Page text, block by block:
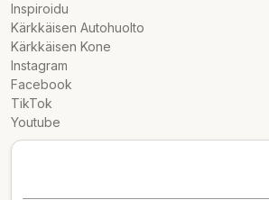
Inspiroidu
Kärkkäisen Autohuolto
Kärkkäisen Kone
Instagram
Facebook
TikTok
Youtube